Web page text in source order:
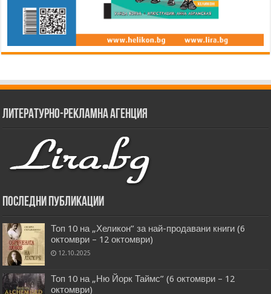
Литературно-рекламна агенция
Последни публикации
Топ 10 на „Хеликон” за най-продавани книги (6
октомври – 12 октомври)
12.10.2025
Топ 10 на „Ню Йорк Таймс” (6 октомври – 12
октомври)